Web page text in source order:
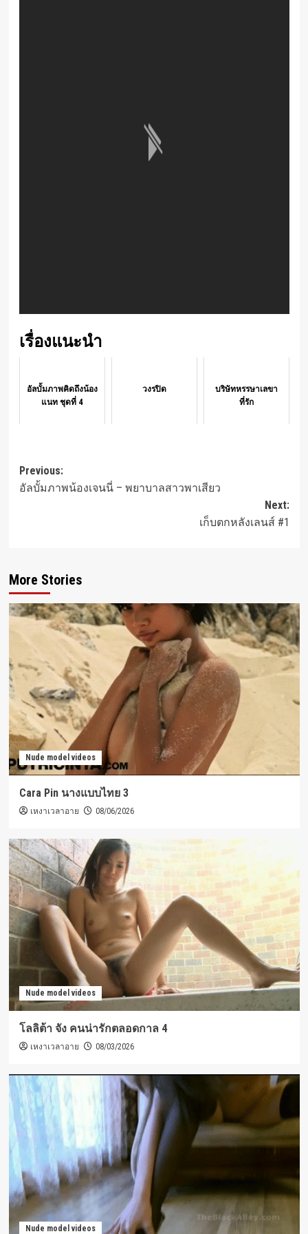
เรื่องแนะนำ
อัลบั้มภาพคิดถึงน้อง
แนท ชุดที่ 4
วงรปิด
บริษัทหรรษาเลขา
ที่รัก
Post
navigation
Previous:
อัลบั้มภาพน้องเจนนี่ – พยาบาลสาวพาเสียว
Next:
เก็บตกหลังเลนส์ #1
More Stories
Nude model videos
Cara Pin นางแบบไทย 3
เหงาเวลาอาย 08/06/2026
Nude model videos
โลลิต้า จัง คนน่ารักตลอดกาล 4
เหงาเวลาอาย 08/03/2026
Nude model videos